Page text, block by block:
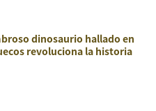
dinosaurio hallado en
revoluciona la historia